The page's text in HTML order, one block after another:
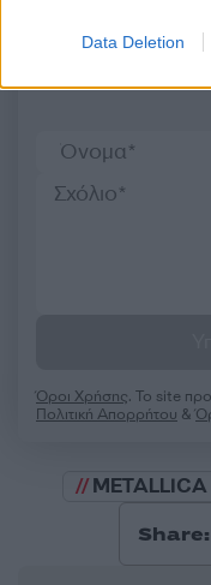
Data Deletion
Όροι Χρήσης. Το site
Πολιτική Απορρήτου &
METALLICA
Share: